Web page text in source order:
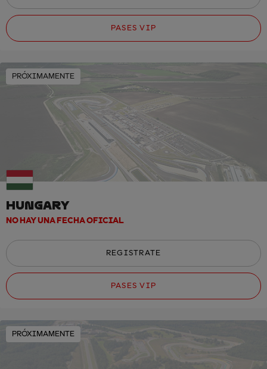
PASES VIP
PRÓXIMAMENTE
HUNGARY
NO HAY UNA FECHA OFICIAL
REGISTRATE
PASES VIP
PRÓXIMAMENTE